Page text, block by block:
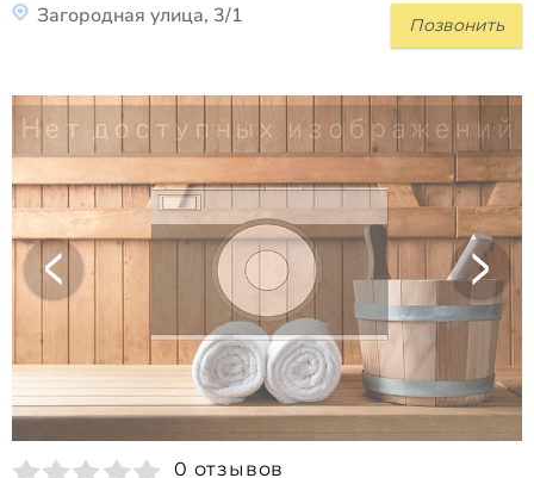
Позвонить
Загородная улица, 3/1
0 отзывов